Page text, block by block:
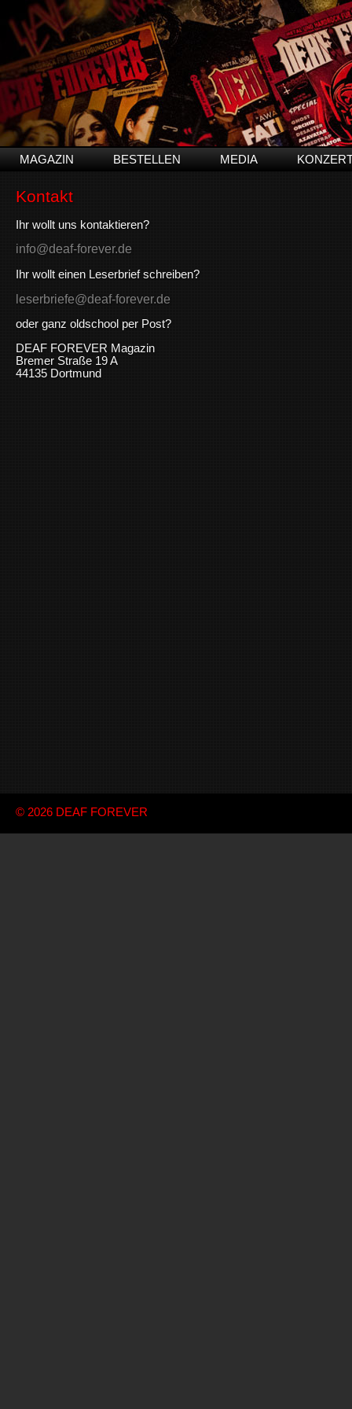
MAGAZIN BESTELLEN MEDIA
Kontakt
Ihr wollt uns kontaktieren?
info@deaf-forever.de
Ihr wollt einen Leserbrief schreiben?
leserbriefe@deaf-forever.de
oder ganz oldschool per Post?
DEAF FOREVER Magazin
Bremer Straße 19 A
44135 Dortmund
© 2026 DEAF FOREVER